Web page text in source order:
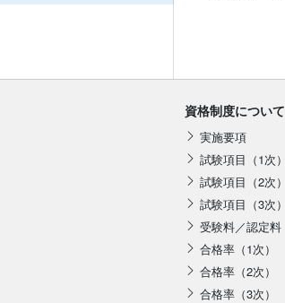
資格制度について
実施要項
試験項目（1次）
試験項目（2次）
試験項目（3次）
受験料／認定料
合格率（1次）
合格率（2次）
合格率（3次）